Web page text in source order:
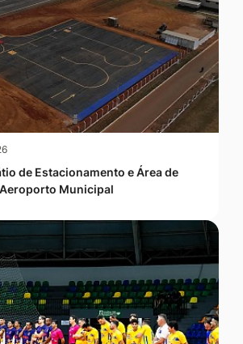
de Estacionamento e Área de
Municipal